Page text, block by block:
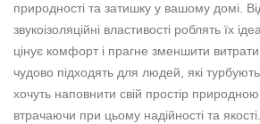
природності та затишку у вашому домі.
звукоізоляційні властивості роблять їх
цінує комфорт і прагне зменшити
чудово підходять для людей, які
хочуть наповнити свій простір
втрачаючи при цьому надійності та якості.